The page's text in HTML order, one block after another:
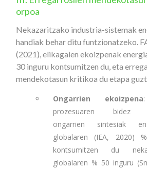
orpoa
Nekazaritzako industria-sistemak
handiak behar ditu funtzionatzeko.
(2021), elikagaien ekoizpenak
30 inguru kontsumitzen du, eta
mendekotasun kritikoa du etapa
Ongarrien ekoizpena
prozesuaren bidez
ongarrien sintesiak
globalaren (IEA, 2020)
kontsumitzen du
globalaren % 50 inguru